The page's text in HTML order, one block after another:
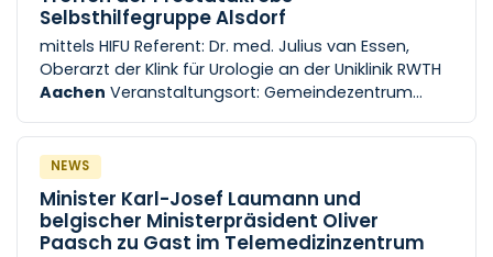
umfassendes Telepflegesystem, mit dessen Hilfe
Pflegekräfte [...] haben soll“, fasst Miriam Hertwig,
Wissenschaftskoordinatorin imZentrumfür
klinische Akut- und Notfallmedizin an der Uniklinik
RWTHAachen, zusammen. Die abschließende
Bewertung des Projekts erfolgt durch
Selbsthilfegruppe Alsdorf
mittels HIFU Referent: Dr. med. Julius van Essen,
Oberarzt der Klink für Urologie an der Uniklinik RWTH
Aachen Veranstaltungsort: Gemeindezentrum
(Obergschoss) Leitung [...] trifft sich regelmäßig
am letzten Mittwoch im Monat von 17:30 bis 19:00
Uhr im Obergeschoss des
Herz-Jesu, Hebbelstr. 1c, Alsdorf-Kellersberg. Ein
Aufzug ist vorhanden.
NEWS
Minister Karl-Josef Laumann und
belgischer Ministerpräsident Oliver
Paasch zu Gast im Telemedizinzentrum